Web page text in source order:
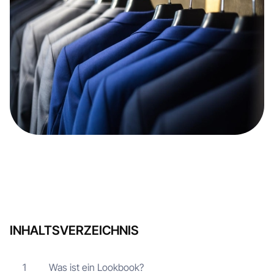
INHALTSVERZEICHNIS
1 Was ist ein Lookbook?